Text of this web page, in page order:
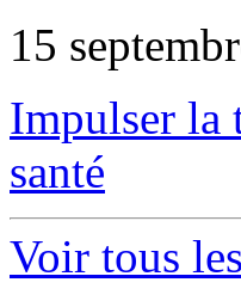
15
Impulser la
santé
Voir tous